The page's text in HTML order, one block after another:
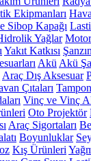
Ekipmanları
Sibop Kapağı
Yağlar Motor
Yakıt Katkısı
Akü Akü
Araç Dış Aksesuar
Çıtaları
Vinç ve Vinç
Oto Projektör
Araç Sigortaları
Boyunluklar
Kış Ürünleri